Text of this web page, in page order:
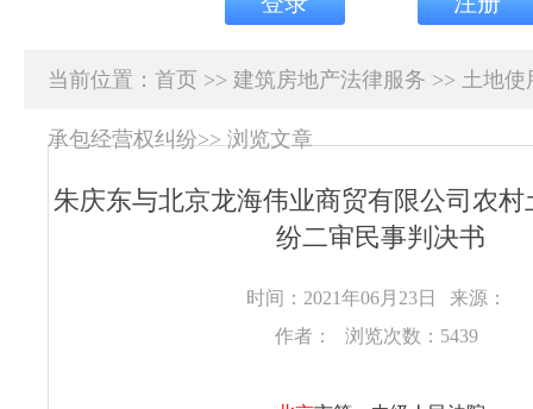
当前位置： 首页 >> 建筑房地产法律服务 >> 土地使
承包经营权纠纷>>浏览文章
朱庆东与北京龙海伟业商贸有限公司农
纷二审民事判决书
时间：2021年06月23日
来源：
作者：
浏览次数：5439